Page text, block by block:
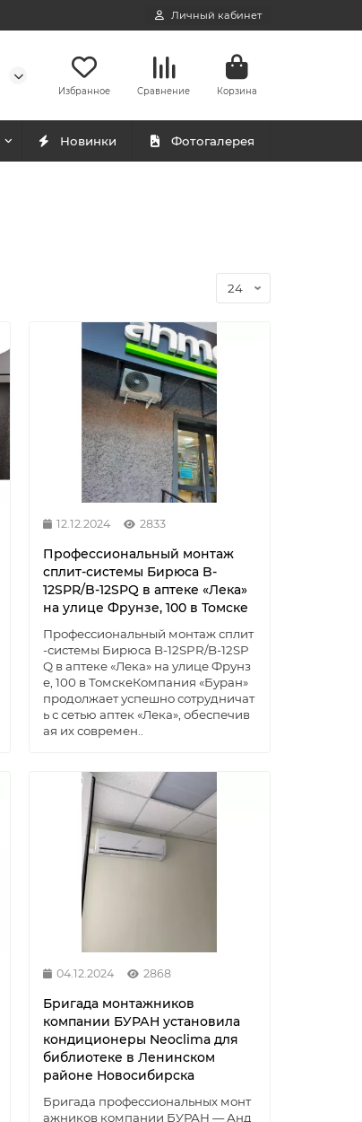
Личный кабинет
Избранное Сравнение Корзина
Новинки Фотогалерея
12.12.2024 2833
Профессиональный монтаж
сплит-системы Бирюса B-
12SPR/B-12SPQ в аптеке «Лека»
на улице Фрунзе, 100 в Томске
Профессиональный монтаж сплит
-системы Бирюса B-12SPR/B-12SP
Q в аптеке «Лека» на улице Фрунз
е, 100 в ТомскеКомпания «Буран»
продолжает успешно сотрудничат
ь с сетью аптек «Лека», обеспечив
ая их современ..
04.12.2024 2868
Бригада монтажников
компании БУРАН установила
кондиционеры Neoclima для
библиотеке в Ленинском
районе Новосибирска
Бригада профессиональных монт
ажников компании БУРАН — Анд